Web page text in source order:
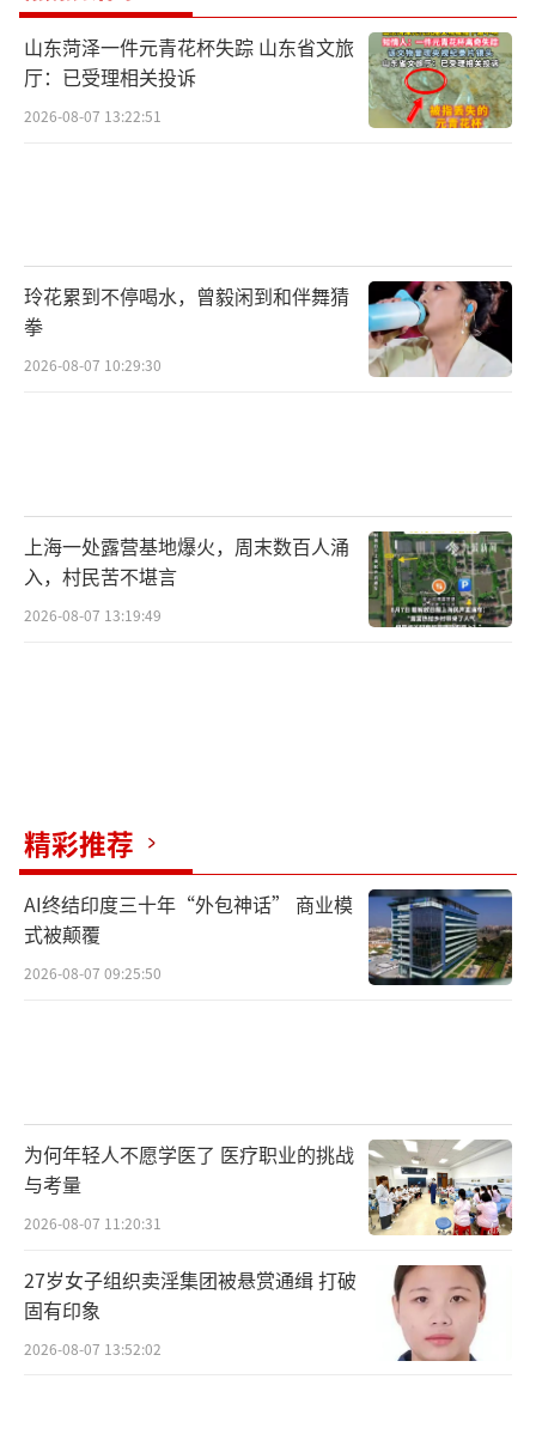
山东菏泽一件元青花杯失踪 山东省文旅
厅：已受理相关投诉
2026-08-07 13:22:51
玲花累到不停喝水，曾毅闲到和伴舞猜
拳
2026-08-07 10:29:30
上海一处露营基地爆火，周末数百人涌
入，村民苦不堪言
2026-08-07 13:19:49
精彩推荐
AI终结印度三十年“外包神话” 商业模
式被颠覆
2026-08-07 09:25:50
为何年轻人不愿学医了 医疗职业的挑战
与考量
2026-08-07 11:20:31
27岁女子组织卖淫集团被悬赏通缉 打破
固有印象
2026-08-07 13:52:02